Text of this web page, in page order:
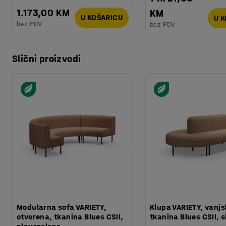
1.173,00 KM
bez PDV
U KOŠARICU
KM
bez PDV
U
Slični proizvodi
Modularna sofa VARIETY,
otvorena, tkanina Blues CSII,
Klupa VARIETY,
tkanina Blues CSII,